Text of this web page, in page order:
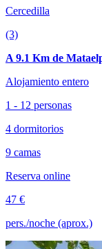
Cercedilla
(3)
A 9.1 Km de
Alojamiento entero
1 - 12 personas
4 dormitorios
9 camas
Reserva online
47 €
pers./noche (aprox.)